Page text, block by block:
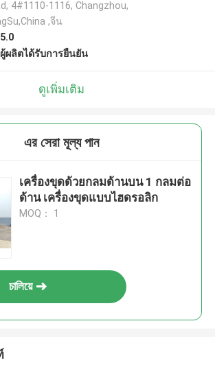
4#1110-1116, Changzhou,
,จีน
5.0
ผู้ผลิตได้รับการยืนยัน
ดูเพิ่มเติม
এর সেরা মূল্য পান
เครื่องขุดด้วยกลมด้านบน 1 กลมต่อ
ด้าน เครื่องขุดแบบไฮดรอลิก
MOQ： 1
চালিয়ে